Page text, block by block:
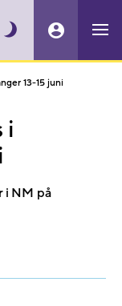
13-15 juni
i
i NM på